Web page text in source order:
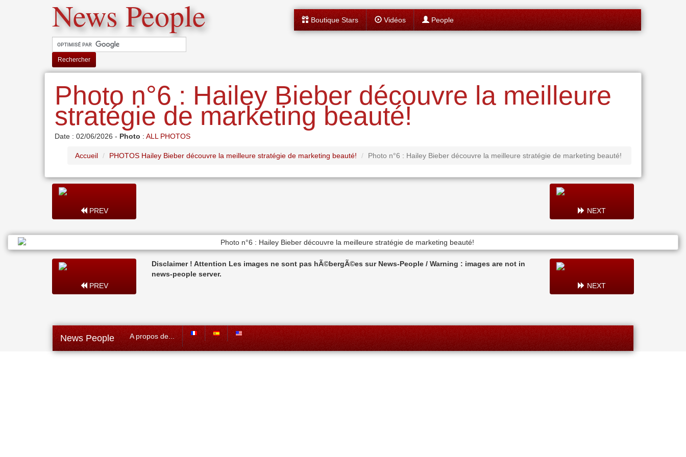
News People
Rechercher
Boutique Stars Vidéos People
Photo n°6 : Hailey Bieber découvre la meilleure
stratégie de marketing beauté!
Date : 02/06/2026 - Photo : ALL PHOTOS
Accueil PHOTOS Hailey Bieber découvre la meilleure stratégie de marketing beauté! Photo n°6 : Hailey Bieber découvre la meilleure stratégie de marketing beauté!
PREV NEXT
PREV
Disclaimer ! Attention Les images ne sont pas hÃ©bergÃ©es sur News-People / Warning : images are not in
news-people server.
NEXT
News People A propos de...